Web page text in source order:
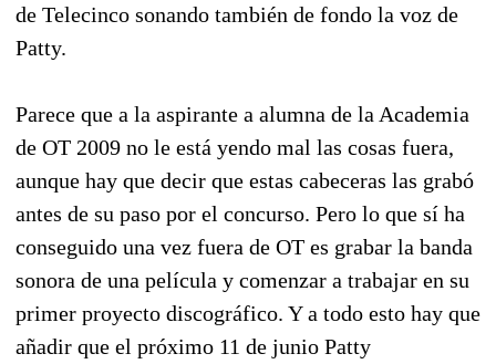
de Telecinco sonando también de fondo la voz de
Patty.
Parece que a la aspirante a alumna de la Academia
de OT 2009 no le está yendo mal las cosas fuera,
aunque hay que decir que estas cabeceras las grabó
antes de su paso por el concurso. Pero lo que sí ha
conseguido una vez fuera de OT es grabar la banda
sonora de una película y comenzar a trabajar en su
primer proyecto discográfico. Y a todo esto hay que
añadir que el próximo 11 de junio Patty